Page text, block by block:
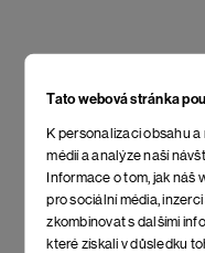
Tato webová stránka
K personalizaci obsahu
médií a analýze naší
Informace o tom, jak náš
pro sociální média,
zkombinovat s dalšími
které získali v důsledku